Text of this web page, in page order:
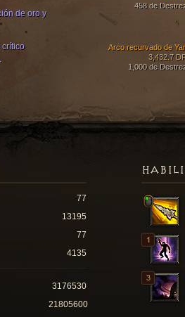
458 de
Arco recurvado de
3,432.7
1,000 de
de oro y
crítico
77
13195
77
4135
3176530
21805600